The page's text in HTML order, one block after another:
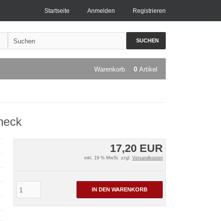
Registrieren
Anmelden
Startseite
SUCHEN
Warenkorb 0 Artikel
17,20 EUR
inkl. 19 % MwSt. zzgl. Versandkosten
IN DEN WARENKORB